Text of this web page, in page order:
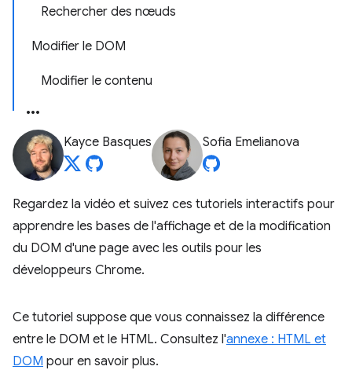
Rechercher des nœuds
Modifier le DOM
Modifier le contenu
Kayce Basques Sofia Emelianova
Regardez la vidéo et suivez ces tutoriels interactifs pour
apprendre les bases de l'affichage et de la modification
du DOM d'une page avec les outils pour les
développeurs Chrome.
Ce tutoriel suppose que vous connaissez la différence
entre le DOM et le HTML. Consultez l'annexe : HTML et
DOM pour en savoir plus.